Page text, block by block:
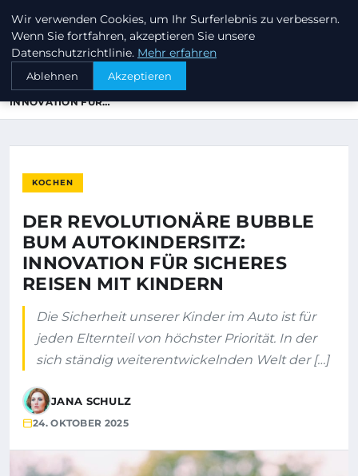
INVESTORENKAPITAL24
STARTSEITE
KOCHEN
DER REVOLUTIONÄRE BUBBLE BUM AUTOKINDERSITZ:
INNOVATION FÜR…
KOCHEN
DER REVOLUTIONÄRE BUBBLE
BUM AUTOKINDERSITZ:
INNOVATION FÜR SICHERES
REISEN MIT KINDERN
Die Sicherheit unserer Kinder im Auto ist für
jeden Elternteil von höchster Priorität. In der
sich ständig weiterentwickelnden Welt der […]
JANA SCHULZ
24. OKTOBER 2025
Wir verwenden Cookies, um Ihr Surferlebnis zu verbessern.
Wenn Sie fortfahren, akzeptieren Sie unsere
Datenschutzrichtlinie. Mehr erfahren
Ablehnen Akzeptieren